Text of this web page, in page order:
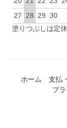
27
28 29 30
塗りつぶしは定
ホーム 支払
プ